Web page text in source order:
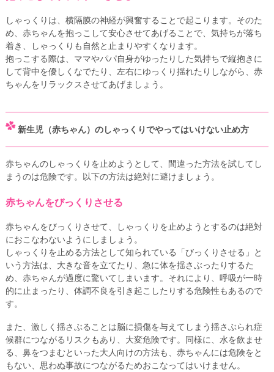
しゃっくりは、横隔膜の神経が興奮することで起こります。そのた
め、赤ちゃんを抱っこして安心させてあげることで、気持ちが落ち
着き、しゃっくりも自然と止まりやすくなります。
抱っこする際は、ママやパパ自身がゆったりした気持ちで縦抱きに
して背中を優しくなでたり、左右にゆっくり揺れたりしながら、赤
ちゃんをリラックスさせてあげましょう。
新生児（赤ちゃん）のしゃっくりでやってはいけない止め方
赤ちゃんのしゃっくりを止めようとして、間違った方法を試してし
まうのは危険です。以下の方法は絶対に避けましょう。
赤ちゃんをびっくりさせる
赤ちゃんをびっくりさせて、しゃっくりを止めようとするのは絶対
におこなわないようにしましょう。
しゃっくりを止める方法として知られている「びっくりさせる」と
いう方法は、大きな音を立てたり、急に体を揺さぶったりするた
め、赤ちゃんが過度に驚いてしまいます。それにより、呼吸が一時
的に止まったり、体調不良を引き起こしたりする危険性もあるので
す。
また、激しく揺さぶることは脳に損傷を与えてしまう揺さぶられ症
候群につながるリスクもあり、大変危険です。同様に、水を飲ませ
る、鼻をつまむといった大人向けの方法も、赤ちゃんには危険をと
もない、思わぬ事故につながるためおこなってはいけません。